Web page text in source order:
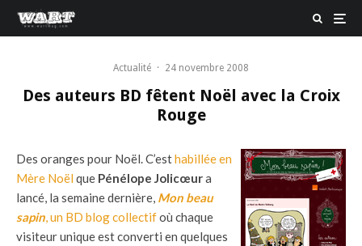
Actualité · 24 novembre 2008
Des auteurs BD fêtent Noël avec la Croix
Rouge
Des oranges pour Noël. C’esthabillée en
Mère Noël que Pénélope Jolicœura
lancé, la semaine dernière, Mon beau
sapin, un BD blog collectifoù chaque
visiteur unique est converti en quelques